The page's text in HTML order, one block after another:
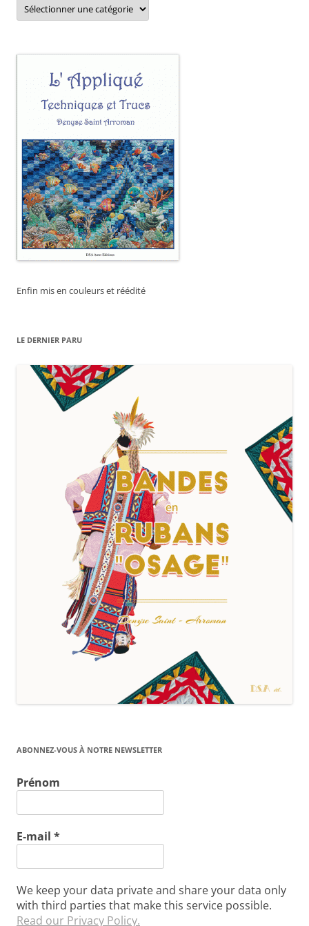
Enfin mis en couleurs et réédité
LE DERNIER PARU
ABONNEZ-VOUS À NOTRE NEWSLETTER
Prénom
E-mail *
We keep your data private and share your data only
with third parties that make this service possible.
Read our Privacy Policy.